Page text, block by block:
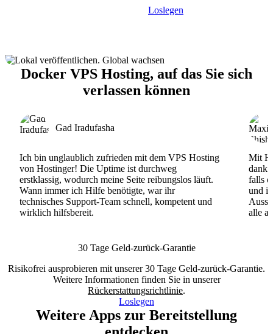
Loslegen
Docker VPS Hosting, auf das Sie sich
verlassen können
Gad Iradufasha
Ich bin unglaublich zufrieden mit dem VPS Hosting
von Hostinger! Die Uptime ist durchweg
erstklassig, wodurch meine Seite reibungslos läuft.
Wann immer ich Hilfe benötigte, war ihr
technisches Support-Team schnell, kompetent und
wirklich hilfsbereit.
Mit
dank
falls
und
alle
30 Tage Geld-zurück-Garantie
Risikofrei ausprobieren mit unserer 30 Tage Geld-zurück-Garantie.
Weitere Informationen finden Sie in unserer
Rückerstattungsrichtlinie.
Loslegen
Weitere Apps zur Bereitstellung